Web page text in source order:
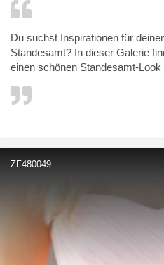
Du suchst Inspirationen für
Standesamt? In dieser Galerie
einen schönen Standesamt-
ZF480049